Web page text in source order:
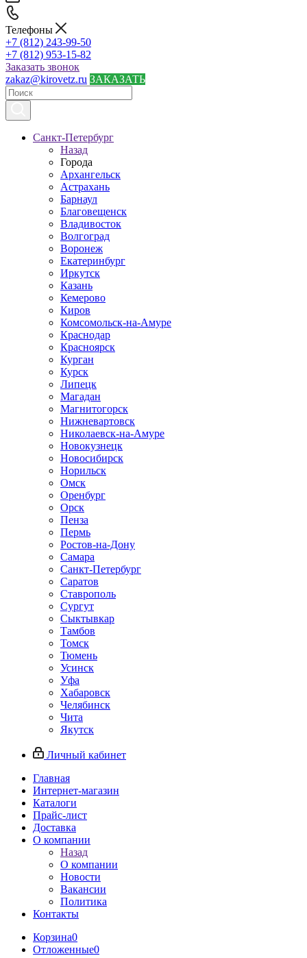
Телефоны
+7 (812) 243-99-50
+7 (812) 953-15-82
Заказать звонок
zakaz@kirovetz.ru ЗАКАЗАТЬ
Санкт-Петербург
Назад
Города
Архангельск
Астрахань
Барнаул
Благовещенск
Владивосток
Волгоград
Воронеж
Екатеринбург
Иркутск
Казань
Кемерово
Киров
Комсомольск-на-Амуре
Краснодар
Красноярск
Курган
Курск
Липецк
Магадан
Магнитогорск
Нижневартовск
Николаевск-на-Амуре
Новокузнецк
Новосибирск
Норильск
Омск
Оренбург
Орск
Пенза
Пермь
Ростов-на-Дону
Самара
Санкт-Петербург
Саратов
Ставрополь
Сургут
Сыктывкар
Тамбов
Томск
Тюмень
Усинск
Уфа
Хабаровск
Челябинск
Чита
Якутск
Личный кабинет
Главная
Интернет-магазин
Каталоги
Прайс-лист
Доставка
О компании
Назад
О компании
Новости
Вакансии
Политика
Контакты
Корзина0
Отложенные0